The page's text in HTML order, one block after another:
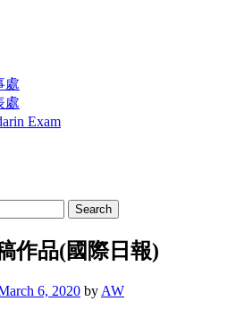
處
處
Exam
作品(國際日報)
6, 2020 by AW